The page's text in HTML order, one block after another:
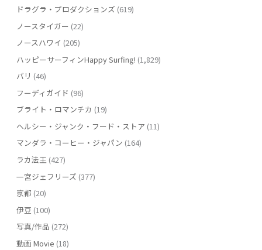
ドラグラ・プロダクションズ (619)
ノースタイガー (22)
ノースハワイ (205)
ハッピーサーフィンHappy Surfing! (1,829)
バリ (46)
フーディガイド (96)
ブライト・ロマンチカ (19)
ヘルシー・ジャンク・フード・ストア (11)
マンダラ・コーヒー・ジャパン (164)
ラカ法王(427)
一宮ジェフリーズ (377)
京都 (20)
伊豆 (100)
写真/作品 (272)
動画 Movie (18)